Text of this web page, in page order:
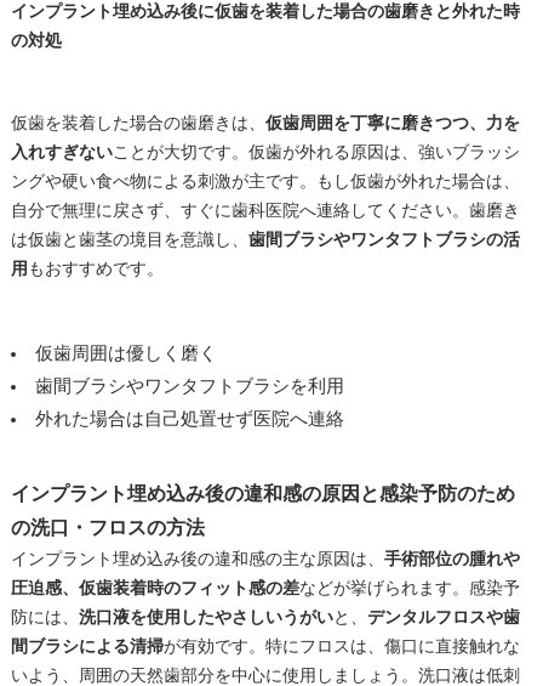
インプラント埋め込み後に仮歯を装着した場合の歯磨きと外れた時
の対処
仮歯を装着した場合の歯磨きは、 仮歯周囲を丁寧に磨きつつ、力を
入れすぎないことが大切です。仮歯が外れる原因は、強いブラッシ
ングや硬い食べ物による刺激が主です。もし仮歯が外れた場合は、
自分で無理に戻さず、すぐに歯科医院へ連絡してください。歯磨き
は仮歯と歯茎の境目を意識し、 歯間ブラシやワンタフトブラシの活
用 もおすすめです。
仮歯周囲は優しく磨く
歯間ブラシやワンタフトブラシを利用
外れた場合は自己処置せず医院へ連絡
インプラント埋め込み後の違和感の原因と感染予防のため
の洗口・フロスの方法
インプラント埋め込み後の違和感の主な原因は、 手術部位の腫れや
圧迫感、仮歯装着時のフィット感の差などが挙げられます。感染予
防には、 洗口液を使用したやさしいうがいと、 デンタルフロスや歯
間ブラシによる清掃が有効です。特にフロスは、傷口に直接触れな
いよう、周囲の天然歯部分を中心に使用しましょう。洗口液は低刺